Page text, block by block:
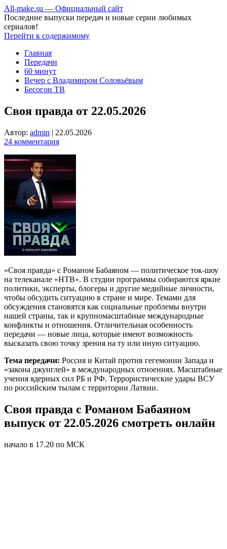
All-make.su — Официальный сайт
Последние выпуски передач и новые серии любимых
сериалов!
Перейти к содержимому
Главная
Передачи
60 минут
Вечер с Владимиром Соловьёвым
Бесогон ТВ
Своя правда от 22.05.2026
Автор: admin | 22.05.2026
24 комментария
«Своя правда» с Романом Бабаяном — политическое ток-шоу
на телеканале «НТВ». В студии программы собираются яркие
политики, эксперты, блогеры и другие медийные личности,
чтобы обсудить ситуацию в стране и мире. Темами для
обсуждения становятся как социальные проблемы внутри
нашей страны, так и крупномасштабные международные
конфликты и отношения. Отличительная особенность
передачи — новые лица, которые имеют возможность
высказать свою точку зрения на ту или иную ситуацию.
Тема передачи: Россия и Китай против гегемонии Запада и
«закона джунглей» в международных отноениях. Масштабные
учения ядерных сил РБ и РФ. Террористические удары ВСУ
по российским тылам с территории Латвии.
Своя правда с Романом Бабаяном
выпуск от 22.05.2026 смотреть онлайн
начало в 17.20 по МСК